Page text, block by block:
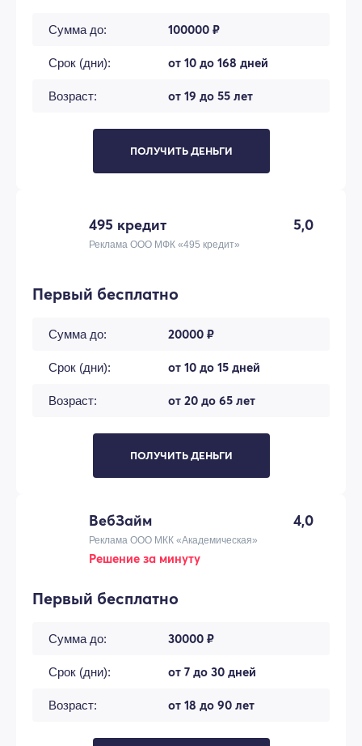
Сумма до: 100000 ₽
Срок (дни): от 10 до 168 дней
Возраст: от 19 до 55 лет
ПОЛУЧИТЬ ДЕНЬГИ
495 кредит 5,0
Реклама ООО МФК «495 кредит»
Первый бесплатно
Сумма до: 20000 ₽
Срок (дни): от 10 до 15 дней
Возраст: от 20 до 65 лет
ПОЛУЧИТЬ ДЕНЬГИ
ВебЗайм 4,0
Реклама ООО МКК «Академическая»
Решение за минуту
Первый бесплатно
Сумма до: 30000 ₽
Срок (дни): от 7 до 30 дней
Возраст: от 18 до 90 лет